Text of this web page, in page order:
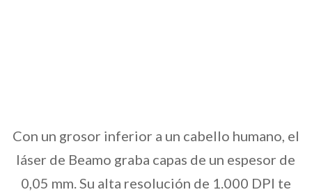
Con un grosor inferior a un cabello humano, el
láser de Beamo graba capas de un espesor de
0,05 mm. Su alta resolución de 1.000 DPI te